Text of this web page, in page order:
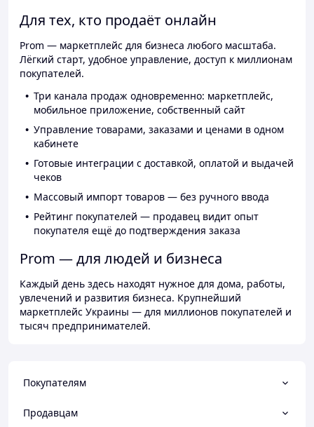
Для тех, кто продаёт онлайн
Prom — маркетплейс для бизнеса любого масштаба.
Лёгкий старт, удобное управление, доступ к миллионам
покупателей.
Три канала продаж одновременно: маркетплейс,
мобильное приложение, собственный сайт
Управление товарами, заказами и ценами в одном
кабинете
Готовые интеграции с доставкой, оплатой и выдачей
чеков
Массовый импорт товаров — без ручного ввода
Рейтинг покупателей — продавец видит опыт
покупателя ещё до подтверждения заказа
Prom — для людей и бизнеса
Каждый день здесь находят нужное для дома, работы,
увлечений и развития бизнеса. Крупнейший
маркетплейс Украины — для миллионов покупателей и
тысяч предпринимателей.
Покупателям
Продавцам